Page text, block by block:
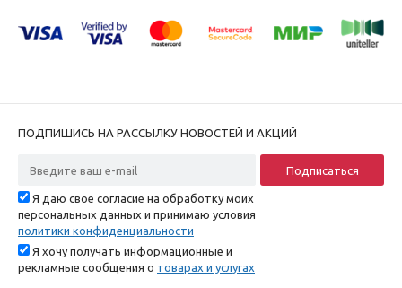
ПОДПИШИСЬ НА РАССЫЛКУ НОВОСТЕЙ И АКЦИЙ
Я даю свое согласие на обработку моих
персональных данных и принимаю условия
политики конфиденциальности
Я хочу получать информационные и
рекламные сообщения о товарах и услугах